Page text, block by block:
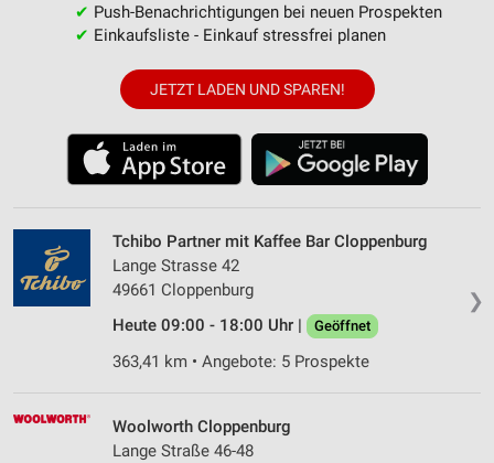
✔ Push-Benachrichtigungen bei neuen Prospekten
✔ Einkaufsliste - Einkauf stressfrei planen
JETZT LADEN UND SPAREN!
❯
Tchibo Partner mit Kaffee Bar Cloppenburg
Lange Strasse 42
49661 Cloppenburg
Heute 09:00 - 18:00 Uhr |
Geöffnet
363,41 km • Angebote: 5 Prospekte
Woolworth Cloppenburg
Lange Straße 46-48